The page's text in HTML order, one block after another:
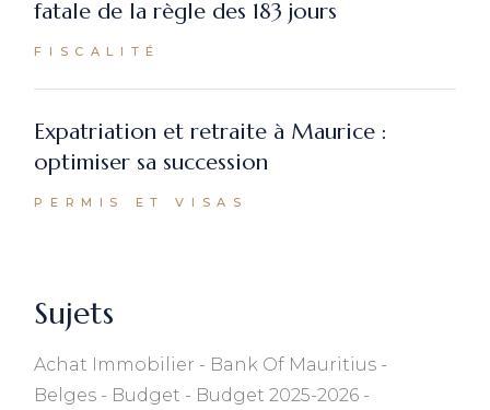
fatale de la règle des 183 jours
FISCALITÉ
Expatriation et retraite à Maurice :
optimiser sa succession
PERMIS ET VISAS
Sujets
Achat Immobilier
Bank Of Mauritius
Belges
Budget
Budget 2025-2026